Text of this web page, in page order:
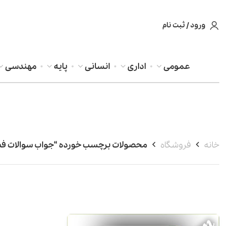
ورود / ثبت نام
عمومی اداری انسانی پایه مهندسی
خانه فروشگاه محصولات برچسب خورده “جواب سوالات